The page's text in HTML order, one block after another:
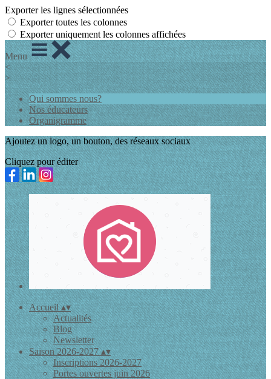
Exporter les lignes sélectionnées
Exporter toutes les colonnes
Exporter uniquement les colonnes affichées
Menu
<
>
Qui sommes nous?
Nos éducateurs
Organigramme
Ajoutez un logo, un bouton, des réseaux sociaux
Cliquez pour éditer
Accueil▴▾
Actualités
Blog
Newsletter
Saison 2026-2027▴▾
Inscriptions 2026-2027
Portes ouvertes juin 2026